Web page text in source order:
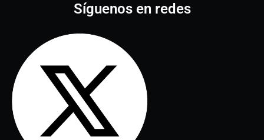
Síguenos en redes